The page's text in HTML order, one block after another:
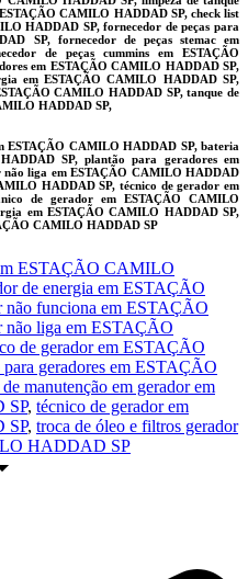
CAMILO HADDAD SP, check list
HADDAD SP, fornecedor de peças para
SP, fornecedor de peças stemac em
de peças cummins em ESTAÇÃO
em ESTAÇÃO CAMILO HADDAD SP,
em ESTAÇÃO CAMILO HADDAD SP,
CAMILO HADDAD SP, tanque de
HADDAD SP,
ESTAÇÃO CAMILO HADDAD SP, bateria
SP, plantão para geradores em
liga em ESTAÇÃO CAMILO HADDAD
HADDAD SP, técnico de gerador em
de gerador em ESTAÇÃO CAMILO
em ESTAÇÃO CAMILO HADDAD SP,
CAMILO HADDAD SP
ESTAÇÃO CAMILO
de energia em ESTAÇÃO
não funciona em ESTAÇÃO
não liga em ESTAÇÃO
de gerador em ESTAÇÃO
para geradores em ESTAÇÃO
manutenção em gerador em
SP, técnico de gerador em
SP, troca de óleo e filtros gerador
HADDAD SP